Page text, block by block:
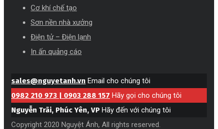
Cơ khí chế tạo
Sơn nền nhà xưởng
Điện tử – Điện lạnh
In ấn quảng cáo
sales@nguyetanh.vn Email cho chúng tôi
0982 210 973 | 0903 288 157 Hãy gọi cho chúng tôi
Nguyễn Trãi, Phúc Yên, VP Hãy đến với chúng tôi
Copyright 2020 Nguyệt Ánh, All rights reserved.